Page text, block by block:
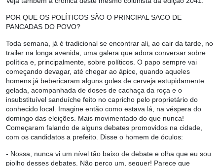
POR QUE OS POLÍTICOS SÃO O PRINCIPAL SACO DE
PANCADAS DO POVO?
Toda semana, já é tradicional se encontrar ali, ao cair da tarde, no
trailer na longa avenida, uma galera que adora conversar sobre
política e, principalmente, sobre políticos. O papo sempre vai
começando devagar, até chegar ao ápice, quando aqueles
homens já bebericaram alguns goles de cerveja estupidamente
gelada, acompanhada de doses de cachaça da roça e o
insubstituível sanduíche feito no capricho pelo proprietário do
conhecido local. Imagine então como estava lá, na véspera do
domingo das eleições. Mais movimentado do que nunca!
Começaram falando de alguns debates promovidos na cidade,
com os candidatos a prefeito. Disse o homem de óculos:
- Nossa, nunca vi um nível tão baixo de debate e olha que eu sou
piolho desses debates. Não perco um, sequer! Parece que